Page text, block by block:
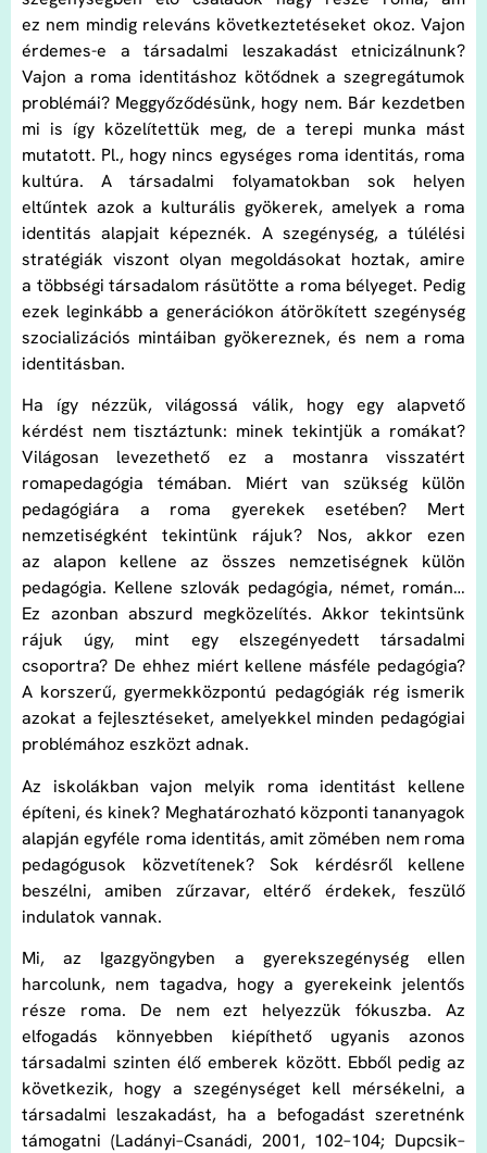
ez nem mindig releváns következtetéseket okoz. Vajon
érdemes-e a társadalmi leszakadást etnicizálnunk?
Vajon a roma identitáshoz kötődnek a szegregátumok
problémái? Meggyőződésünk, hogy nem. Bár kezdetben
mi is így közelítettük meg, de a terepi munka mást
mutatott. Pl., hogy nincs egységes roma identitás, roma
kultúra. A társadalmi folyamatokban sok helyen
eltűntek azok a kulturális gyökerek, amelyek a roma
identitás alapjait képeznék. A szegénység, a túlélési
stratégiák viszont olyan megoldásokat hoztak, amire
a többségi társadalom rásütötte a roma bélyeget. Pedig
ezek leginkább a generációkon átörökített szegénység
szocializációs mintáiban gyökereznek, és nem a roma
identitásban.
Ha így nézzük, világossá válik, hogy egy alapvető
kérdést nem tisztáztunk: minek tekintjük a romákat?
Világosan levezethető ez a mostanra visszatért
romapedagógia témában. Miért van szükség külön
pedagógiára a roma gyerekek esetében? Mert
nemzetiségként tekintünk rájuk? Nos, akkor ezen
az alapon kellene az összes nemzetiségnek külön
pedagógia. Kellene szlovák pedagógia, német, román…
Ez azonban abszurd megközelítés. Akkor tekintsünk
rájuk úgy, mint egy elszegényedett társadalmi
csoportra? De ehhez miért kellene másféle pedagógia?
A korszerű, gyermekközpontú pedagógiák rég ismerik
azokat a fejlesztéseket, amelyekkel minden pedagógiai
problémához eszközt adnak.
Az iskolákban vajon melyik roma identitást kellene
építeni, és kinek? Meghatározható központi tananyagok
alapján egyféle roma identitás, amit zömében nem roma
pedagógusok közvetítenek? Sok kérdésről kellene
beszélni, amiben zűrzavar, eltérő érdekek, feszülő
indulatok vannak.
Mi, az Igazgyöngyben a gyerekszegénység ellen
harcolunk, nem tagadva, hogy a gyerekeink jelentős
része roma. De nem ezt helyezzük fókuszba. Az
elfogadás könnyebben kiépíthető ugyanis azonos
társadalmi szinten élő emberek között. Ebből pedig az
következik, hogy a szegénységet kell mérsékelni, a
társadalmi leszakadást, ha a befogadást szeretnénk
támogatni (Ladányi–Csanádi, 2001, 102–104; Dupcsik–